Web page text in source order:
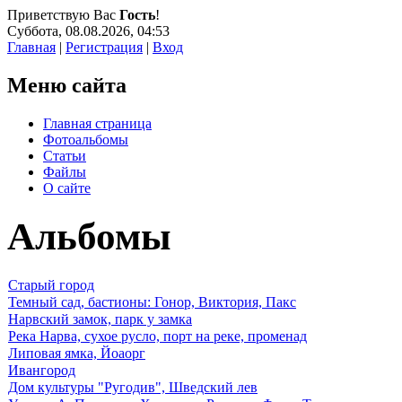
Приветствую Вас Гость!
Суббота, 08.08.2026, 04:53
Главная | Регистрация | Вход
Меню сайта
Главная страница
Фотоальбомы
Статьи
Файлы
О сайте
Альбомы
Старый город
Темный сад, бастионы: Гонор, Виктория, Пакс
Нарвский замок, парк у замка
Река Нарва, сухое русло, порт на реке, променад
Липовая ямка, Йоаорг
Ивангород
Дом культуры "Ругодив", Шведский лев